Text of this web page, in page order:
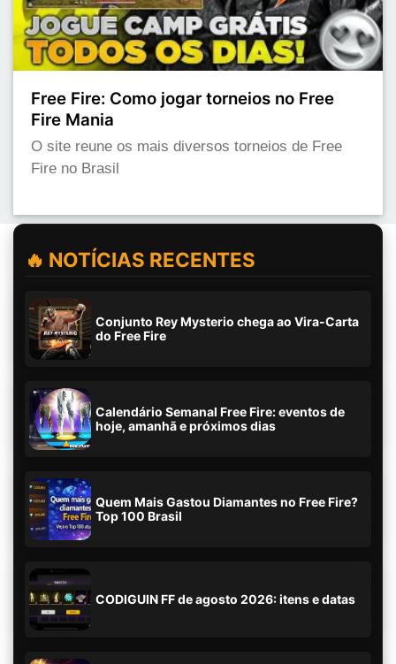
Free Fire: Como jogar torneios no Free
Fire Mania
O site reune os mais diversos torneios de Free
Fire no Brasil
🔥 NOTÍCIAS RECENTES
Conjunto Rey Mysterio chega ao Vira-Carta
do Free Fire
Calendário Semanal Free Fire: eventos de
hoje, amanhã e próximos dias
Quem Mais Gastou Diamantes no Free Fire?
Top 100 Brasil
CODIGUIN FF de agosto 2026: itens e datas